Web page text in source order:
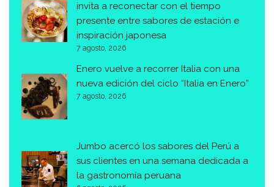
invita a reconectar con el tiempo
presente entre sabores de estación e
inspiración japonesa
7 agosto, 2026
Enero vuelve a recorrer Italia con una
nueva edición del ciclo “Italia en Enero”
7 agosto, 2026
Jumbo acercó los sabores del Perú a
sus clientes en una semana dedicada a
la gastronomía peruana